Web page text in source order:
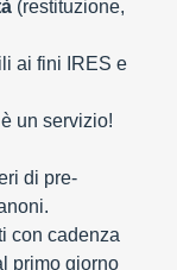
(restituzione,
ai fini IRES e
un servizio!
di pre-
con cadenza
primo giorno